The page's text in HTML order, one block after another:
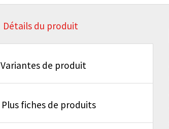
Détails du produit
Variantes de produit
Plus fiches de produits